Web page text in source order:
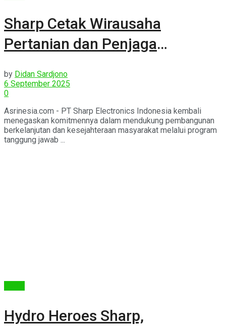
Sharp Cetak Wirausaha
Pertanian dan Penjaga
by Didan Sardjono
6 September 2025
0
Asrinesia.com - PT Sharp Electronics Indonesia kembali
menegaskan komitmennya dalam mendukung pembangunan
berkelanjutan dan kesejahteraan masyarakat melalui program
tanggung jawab ...
Hydro Heroes Sharp,